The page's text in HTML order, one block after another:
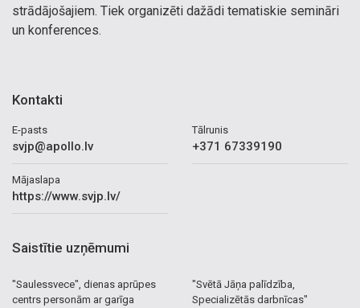
strādājošajiem. Tiek organizēti dažādi tematiskie semināri
un konferences.
Kontakti
E-pasts
svjp@apollo.lv
Mājaslapa
https://www.svjp.lv/
Tālrunis
+371 67339190
Saistītie uzņēmumi
"Saulessvece", dienas aprūpes
centrs personām ar garīga
"Svētā Jāņa palīdzība,
Specializētās darbnīcas"